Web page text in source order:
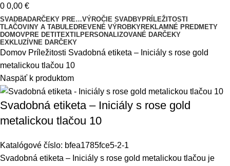
0 0,00 €
SVADBADARČEKY PRE…VÝROČIE SVADBYPRÍLEŽITOSTI
TLAČOVINY A TABULEDREVENÉ VÝROBKYREKLAMNÉ PREDMETY
DOMOVPRE DETI TEXTILPERSONALIZOVANÉ DARČEKY
EXKLUZÍVNE DARČEKY
Domov Príležitosti Svadobná etiketa – Iniciály s rose gold
metalickou tlačou 10
Naspäť k produktom
Svadobná etiketa – Iniciály s rose gold
metalickou tlačou 10
Katalógové číslo: bfea1785fce5-2-1
Svadobná etiketa – Iniciály s rose gold metalickou tlačou je